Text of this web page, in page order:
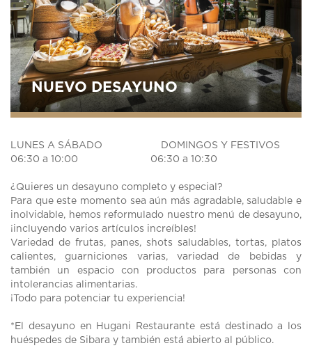
NUEVO DESAYUNO
LUNES A SÁBADO DOMINGOS Y FESTIVOS
06:30 a 10:00 06:30 a 10:30
¿Quieres un desayuno completo y especial?
Para que este momento sea aún más agradable, saludable e
inolvidable, hemos reformulado nuestro menú de desayuno,
¡incluyendo varios artículos increíbles!
Variedad de frutas, panes, shots saludables, tortas, platos
calientes, guarniciones varias, variedad de bebidas y
también un espacio con productos para personas con
intolerancias alimentarias.
¡Todo para potenciar tu experiencia!
*El desayuno en Hugani Restaurante está destinado a los
huéspedes de Sibara y también está abierto al público.